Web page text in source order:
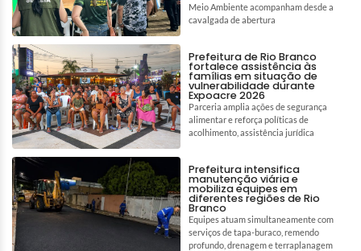
Meio Ambiente acompanham desde a
cavalgada de abertura
Prefeitura de Rio Branco
fortalece assistência às
famílias em situação de
vulnerabilidade durante
Expoacre 2026
Parceria amplia ações de segurança
alimentar e reforça políticas de
acolhimento, assistência jurídica
Prefeitura intensifica
manutenção viária e
mobiliza equipes em
diferentes regiões de Rio
Branco
Equipes atuam simultaneamente com
serviços de tapa-buraco, remendo
profundo, drenagem e terraplanagem